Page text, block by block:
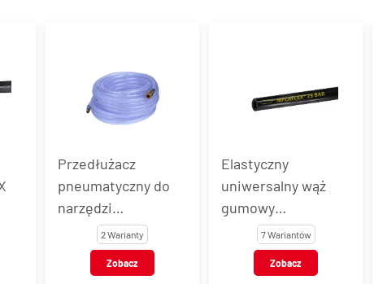
Przedłużacz
pneumatyczny do
narzędzi
pneumatycznych
WTZ-P
2 Warianty
Zobacz
Elastyczny
uniwersalny wąż
gumowy
NIPLAFLEX
7 Wariantów
Zobacz